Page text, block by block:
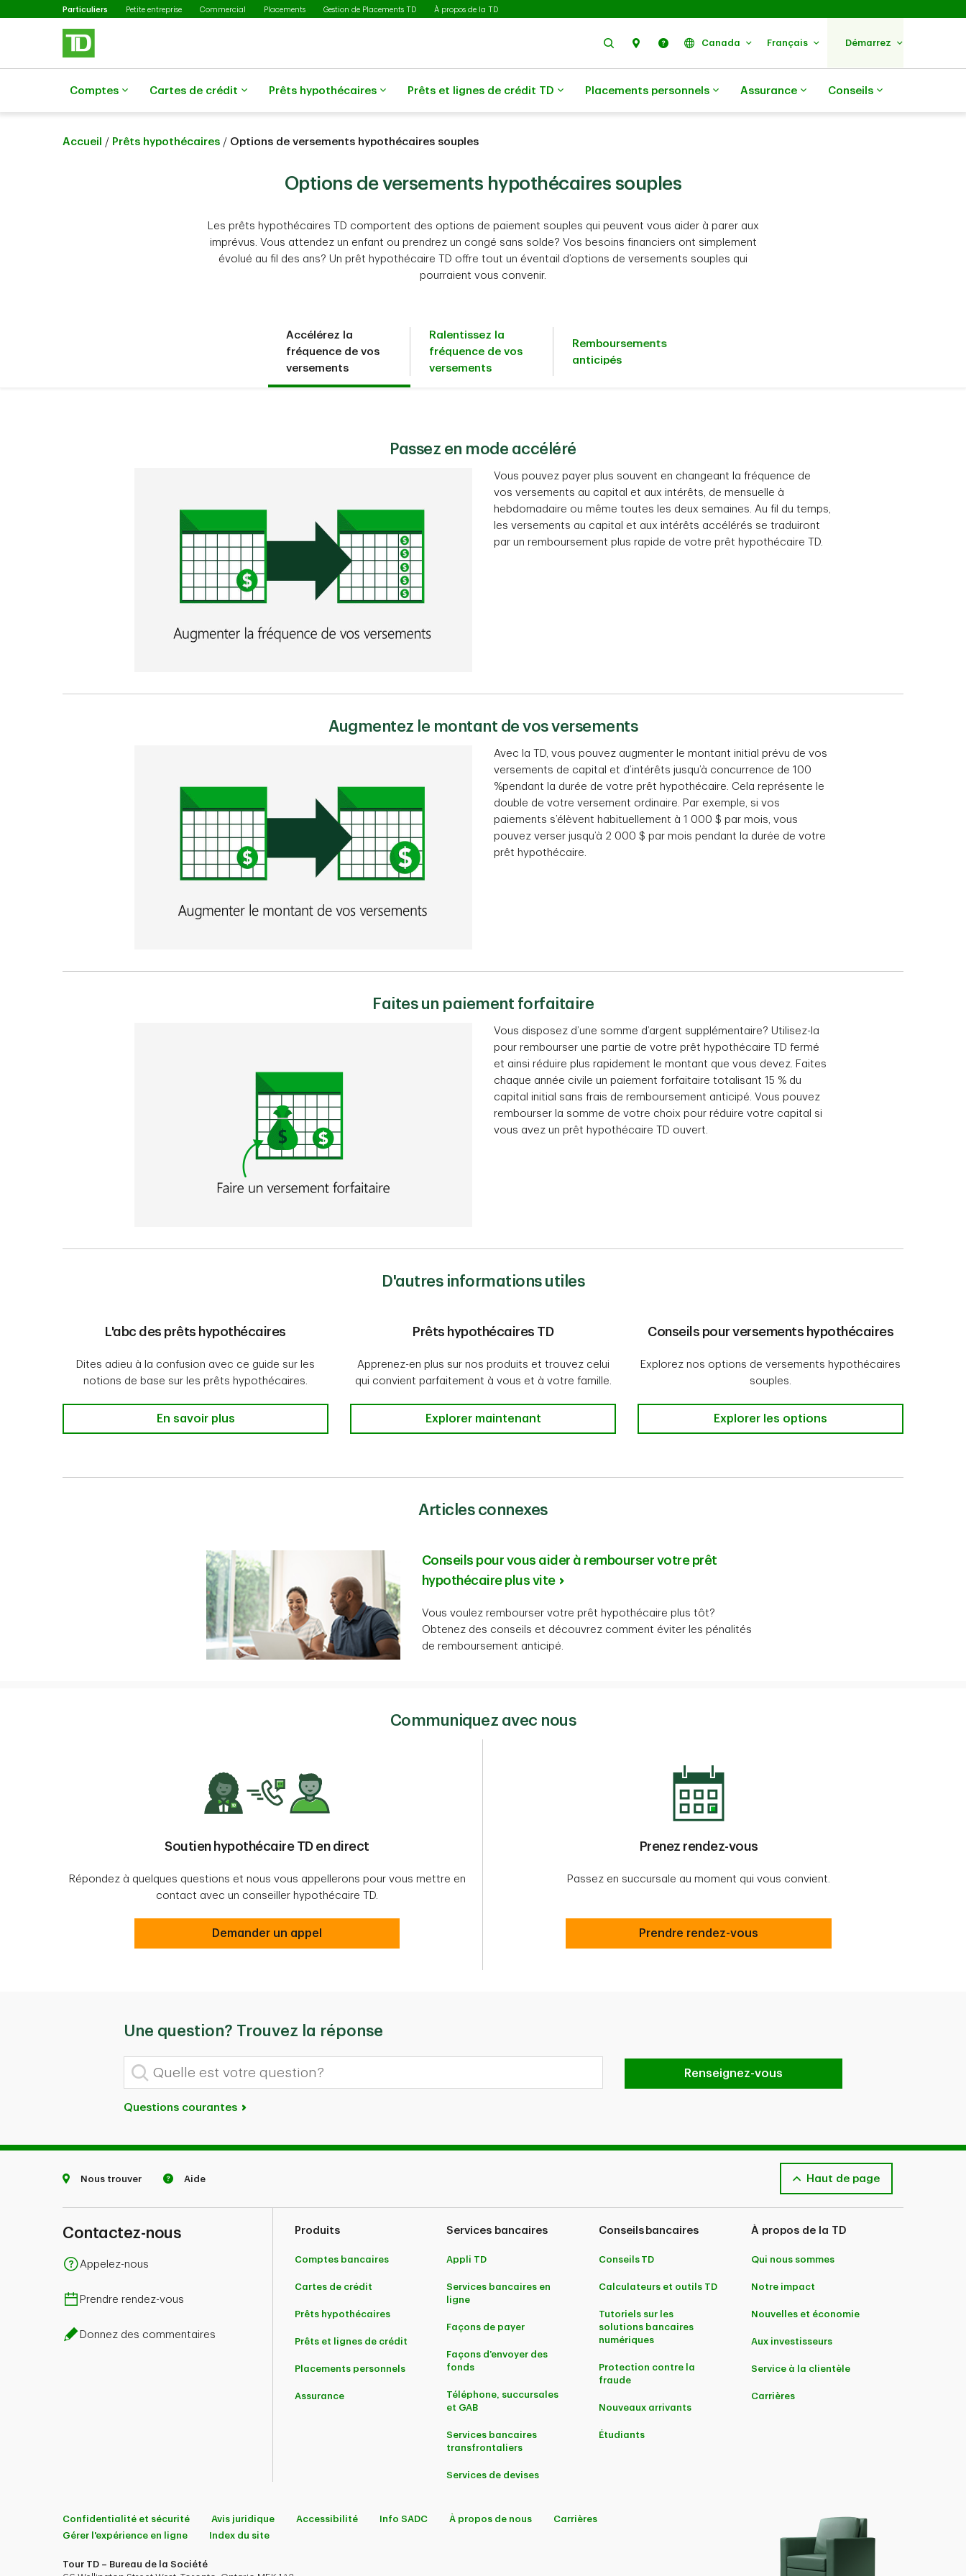
Passer au contenu principal
Particuliers Sélectionné
Petite entreprise Commercial Placements Gestion de Placements TD À propos de la TD
RechercherNous trouver
Aide Canada Français Démarrez
Comptes Cartes de crédit Prêts hypothécaires Prêts et lignes de crédit TD Placements personnels Assurance Conseils
Accueil / Prêts hypothécaires / Options de versements hypothécaires souples
Options de versements hypothécaires souples
Les prêts hypothécaires TD comportent des options de paiement souples qui peuvent vous aider à parer aux
imprévus. Vous attendez un enfant ou prendrez un congé sans solde? Vos besoins financiers ont simplement
évolué au fil des ans? Un prêt hypothécaire TD offre tout un éventail d’options de versements souples qui
pourraient vous convenir.
Accélérez la
fréquence de vos
versements
Ralentissez la
fréquence de vos
versements
Remboursements
anticipés
Passez en mode accéléré
Vous pouvez payer plus souvent en changeant la fréquence de
vos versements au capital et aux intérêts, de mensuelle à
hebdomadaire ou même toutes les deux semaines. Au fil du temps,
les versements au capital et aux intérêts accélérés se traduiront
par un remboursement plus rapide de votre prêt hypothécaire TD.
Augmentez le montant de vos versements
Avec la TD, vous pouvez augmenter le montant initial prévu de vos
versements de capital et d’intérêts jusqu’à concurrence de 100
%pendant la durée de votre prêt hypothécaire. Cela représente le
double de votre versement ordinaire. Par exemple, si vos
paiements s’élèvent habituellement à 1 000 $ par mois, vous
pouvez verser jusqu’à 2 000 $ par mois pendant la durée de votre
prêt hypothécaire.
Faites un paiement forfaitaire
Vous disposez d’une somme d’argent supplémentaire? Utilisez-la
pour rembourser une partie de votre prêt hypothécaire TD fermé
et ainsi réduire plus rapidement le montant que vous devez. Faites
chaque année civile un paiement forfaitaire totalisant 15 % du
capital initial sans frais de remboursement anticipé. Vous pouvez
rembourser la somme de votre choix pour réduire votre capital si
vous avez un prêt hypothécaire TD ouvert.
D'autres informations utiles
L'abc des prêts hypothécaires
Dites adieu à la confusion avec ce guide sur les
notions de base sur les prêts hypothécaires.
L'abc des prêts hypothécaires
En savoir plus
Prêts hypothécaires TD
Apprenez-en plus sur nos produits et trouvez celui
qui convient parfaitement à vous et à votre famille.
Prêts hypothécaires TD
Explorer maintenant
Conseils pour versements hypothécaires
Explorez nos options de versements hypothécaires
souples.
Conseils pour versements hypothécaires
Explorer les options
Articles connexes
Conseils pour vous aider à rembourser votre prêt
hypothécaire plus vite
Vous voulez rembourser votre prêt hypothécaire plus tôt?
Obtenez des conseils et découvrez comment éviter les pénalités
de remboursement anticipé.
Communiquez avec nous
Soutien hypothécaire TD en direct
Répondez à quelques questions et nous vous appellerons pour vous mettre en
contact avec un conseiller hypothécaire TD.
Sécurisé
Demander un appel
Prenez rendez-vous
Passez en succursale au moment qui vous convient.
Prendre rendez-vous
Prendre rendez-vous
Une question? Trouvez la réponse
Quelle est votre question?
Renseignez-vous
Questions courantes
Nous trouver Aide Haut de page
Contactez-nous
Appelez-nous
Prendre rendez-vous
Donnez des commentaires
Produits
Comptes bancaires
Cartes de crédit
Prêts hypothécaires
Prêts et lignes de crédit
Placements personnels
Assurance
Services bancaires
Appli TD
Services bancaires en
ligne
Façons de payer
Façons d’envoyer des
fonds
Téléphone, succursales
et GAB
Services bancaires
transfrontaliers
Services de devises
Conseils bancaires
Conseils TD
Calculateurs et outils TD
Tutoriels sur les
solutions bancaires
numériques
Protection contre la
fraude
Nouveaux arrivants
Étudiants
À propos de la TD
Qui nous sommes
Notre impact
Nouvelles et économie
Aux investisseurs
Service à la clientèle
Carrières
Confidentialité et sécurité Avis juridique Accessibilité Info SADC À propos de nous
Carrières
Gérer l'expérience en ligne
Index du site
Tour TD – Bureau de la Société